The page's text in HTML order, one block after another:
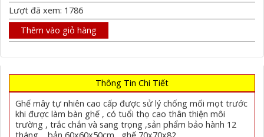
Lượt đã xem: 1786
Thêm vào giỏ hàng
Thông Tin Chi Tiết
Ghế mây tự nhiên cao cấp được sử lý chống mối mọt trước
khi được làm bàn ghế , có tuổi thọ cao thân thiện môi
trường , trắc chắn và sang trọng ,sản phẩm bảo hành 12
tháng , bản 60x60x50cm , ghế 70x70x82